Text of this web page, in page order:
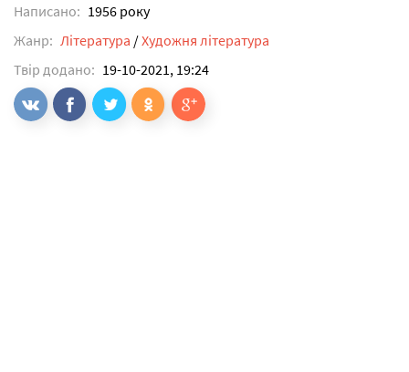
Написано: 1956 року
Жанр: Література /Художня література
Твір додано: 19-10-2021, 19:24